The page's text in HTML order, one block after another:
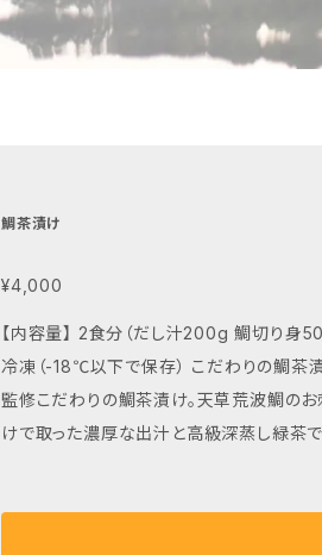
鯛茶漬け
¥4,000
【内容量】 2食分（だし汁200g 鯛切り身50g ごまだれ35g お茶4g わさび4g 各2個） 【保存方法】 要
冷凍（-18℃以下で保存） こだわりの鯛茶漬け 鯛茶の本場福岡博多の名店、日本料理『暦』岩下料理長
監修こだわりの鯛茶漬け。天草荒波鯛の
けで取った濃厚な出汁と高級深蒸し緑茶で